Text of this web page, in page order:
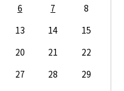
6 7
8
13 14
15
20 21
22
27 28
29